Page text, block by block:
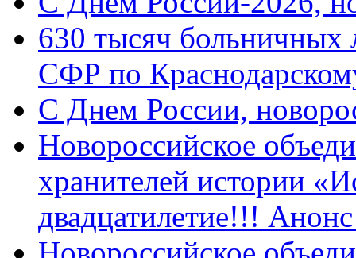
630 тысяч больничных
СФР по
C Днем России,
Новороссийское
хранителей истории
двадцатилетие!!!